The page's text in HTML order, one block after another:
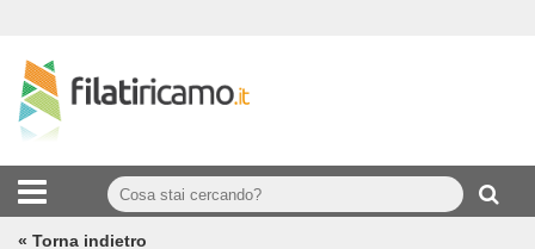
« Torna indietro